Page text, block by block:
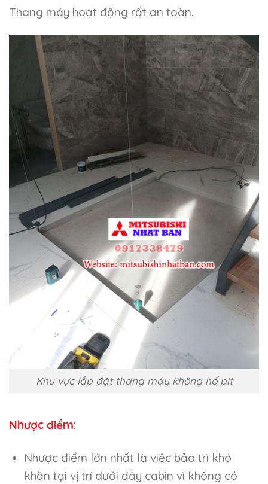
Thang máy hoạt động rất an toàn.
Khu vực lắp đặt thang máy không hố pit
Nhược điểm:
Nhược điểm lớn nhất là việc bảo trì khó
khăn tại vị trí dưới đáy cabin vì không có